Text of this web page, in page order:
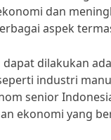
dan
aspek
dilakukan
industri
senior
ekonomi yang